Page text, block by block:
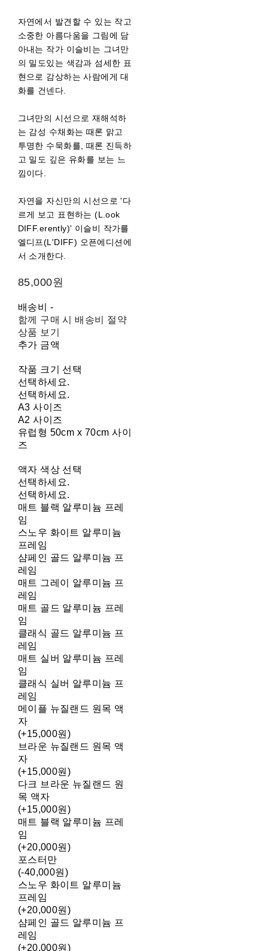
자연에서 발견할 수 있는 작고
소중한 아름다움을 그림에 담
아내는 작가 이슬비는 그녀만
의 밀도있는 색감과 섬세한 표
현으로 감상하는 사람에게 대
화를 건넨다.
그녀만의 시선으로 재해석하
는 감성 수채화는 때론 맑고
투명한 수묵화를, 때론 진득하
고 밀도 깊은 유화를 보는 느
낌이다.
자연을 자신만의 시선으로 '다
르게 보고 표현하는 (L.ook
DIFF.erently)' 이슬비 작가를
엘디프(L'DIFF) 오픈에디션에
서 소개한다.
85,000원
배송비 -
함께 구매 시 배송비 절약
상품 보기
추가 금액
작품 크기 선택
선택하세요.
선택하세요.
A3 사이즈
A2 사이즈
유럽형 50cm x 70cm 사이
즈
액자 색상 선택
선택하세요.
선택하세요.
매트 블랙 알루미늄 프레
임
스노우 화이트 알루미늄
프레임
샴페인 골드 알루미늄 프
레임
매트 그레이 알루미늄 프
레임
매트 골드 알루미늄 프레
임
클래식 골드 알루미늄 프
레임
매트 실버 알루미늄 프레
임
클래식 실버 알루미늄 프
레임
메이플 뉴질랜드 원목 액
자
(+15,000원)
브라운 뉴질랜드 원목 액
자
(+15,000원)
다크 브라운 뉴질랜드 원
목 액자
(+15,000원)
매트 블랙 알루미늄 프레
임
(+20,000원)
포스터만
(-40,000원)
스노우 화이트 알루미늄
프레임
(+20,000원)
샴페인 골드 알루미늄 프
레임
(+20,000원)